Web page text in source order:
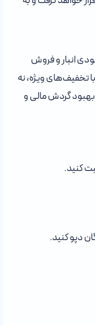
انبار و فروش
تخفیف‌های ویژه، نه
گردش مالی و
کنید.
دپو کنید.